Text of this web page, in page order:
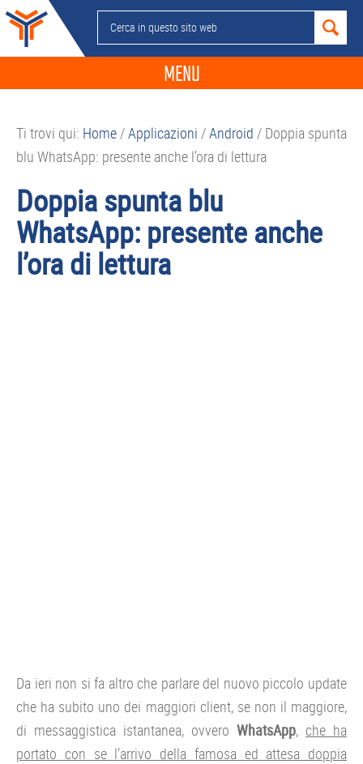
Passa
alla
navigazione
Passa
contenuto
Passa
alla
barra
Passa
piè
Cerca
in
sito
MENU
GUIDE ACQUISTO
SMARTPHONE
TABLET
Ti trovi qui: Home/Applicazioni /Android / Doppia spunta
blu WhatsApp: presente anche l’ora di lettura
Doppia spunta blu
WhatsApp: presente anche
l’ora di lettura
Da ieri non si fa altro che parlare del nuovo piccolo update
che ha subito uno dei maggiori client, se non il maggiore,
di messaggistica istantanea, ovvero WhatsApp, che ha
portato con se l’arrivo della famosa ed attesa doppia